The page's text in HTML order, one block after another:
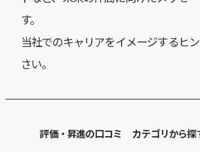
す。
当社でのキャリアをイメージするヒ
さい。
評価・昇進の口コミ カテゴリから探